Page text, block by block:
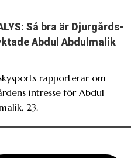
Så bra är Djurgårds-
Abdul Abdulmalik
Skysports rapporterar om
intresse för Abdul
23.